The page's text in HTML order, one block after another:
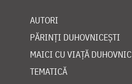
AUTORI
PĂRINȚI DUHOVNICEȘTI
MAICI CU VIAȚĂ
TEMATICĂ